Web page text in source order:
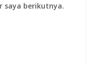
saya berikutnya.